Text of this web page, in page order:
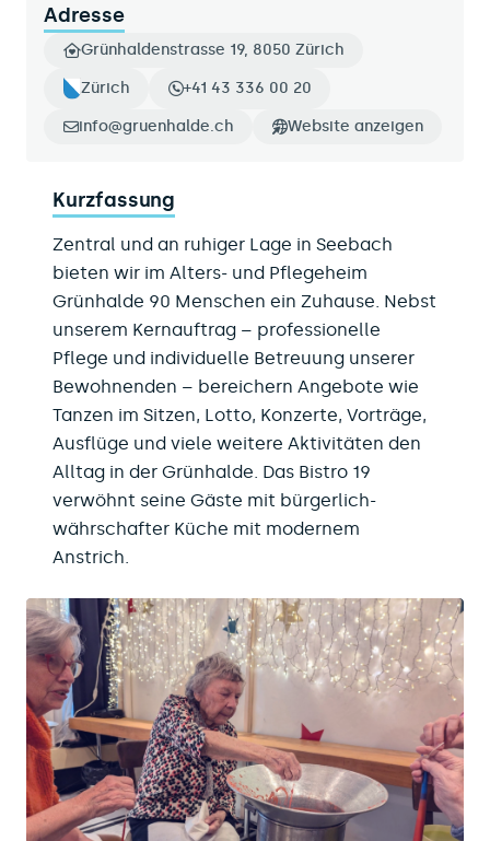
Adresse
Grünhaldenstrasse 19, 8050 Zürich
Zürich +41 43 336 00 20
info@gruenhalde.ch Website anzeigen
Kurzfassung
Zentral und an ruhiger Lage in Seebach
bieten wir im Alters- und Pflegeheim
Grünhalde 90 Menschen ein Zuhause. Nebst
unserem Kernauftrag – professionelle
Pflege und individuelle Betreuung unserer
Bewohnenden – bereichern Angebote wie
Tanzen im Sitzen, Lotto, Konzerte, Vorträge,
Ausflüge und viele weitere Aktivitäten den
Alltag in der Grünhalde. Das Bistro 19
verwöhnt seine Gäste mit bürgerlich-
währschafter Küche mit modernem
Anstrich.